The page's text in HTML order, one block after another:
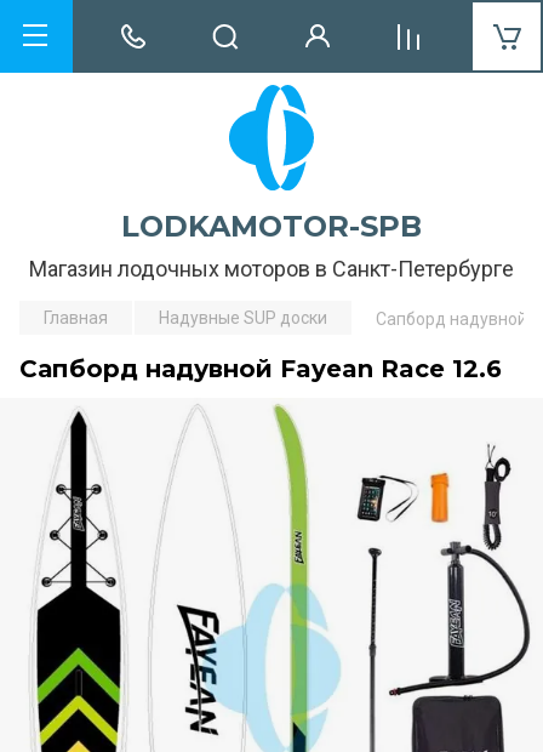
LODKAMOTOR-SPB
Магазин лодочных моторов в Санкт-Петербурге
Главная Надувные SUP доски Сапборд надувной
Сапборд надувной Fayean Race 12.6